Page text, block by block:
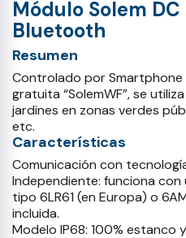
Módulo Solem
Bluetooth
Resumen
Controlado por
gratuita “SolemWF”, se
jardines en zonas verdes
etc.
Características
Comunicación con
Independiente: funciona con
tipo 6LR61 (en Europa) o
incluida.
Modelo IP68: 100% estanco